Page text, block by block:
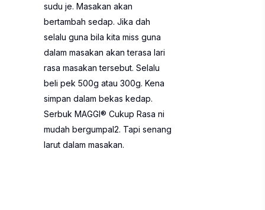
sudu je. Masakan akan
bertambah sedap. Jika dah
selalu guna bila kita miss guna
dalam masakan akan terasa lari
rasa masakan tersebut. Selalu
beli pek 500g atau 300g. Kena
simpan dalam bekas kedap.
Serbuk MAGGI® Cukup Rasa ni
mudah bergumpal2. Tapi senang
larut dalam masakan.